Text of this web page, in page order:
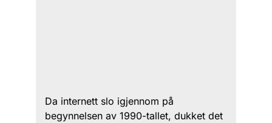
Da internett slo igjennom på
begynnelsen av 1990-tallet, dukket det